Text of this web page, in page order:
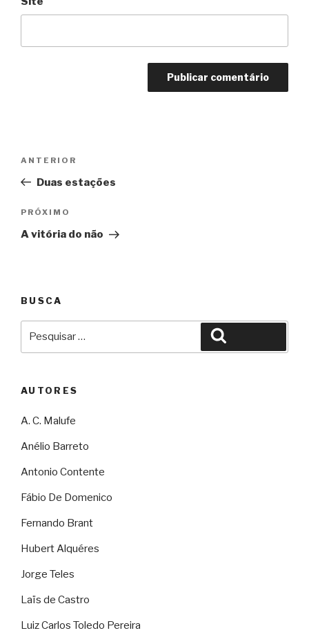
Post
Anterior
ANTERIOR
Duas estações
Próximo
PRÓXIMO
A vitória do não
BUSCA
AUTORES
A. C. Malufe
Anélio Barreto
Antonio Contente
Fábio De Domenico
Fernando Brant
Hubert Alquéres
Jorge Teles
Laïs de Castro
Luiz Carlos Toledo Pereira